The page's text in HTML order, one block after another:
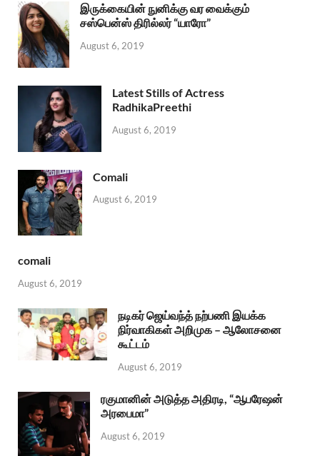
இருக்கையின் நுனிக்கு வர வைக்கும்
சஸ்பென்ஸ் திரில்லர் “யாரோ”
August 6, 2019
Latest Stills of Actress
RadhikaPreethi
August 6, 2019
Comali
August 6, 2019
comali
August 6, 2019
நடிகர் ஜெய்வந்த் நற்பணி இயக்க
நிர்வாகிகள் அறிமுக – ஆலோசனை
கூட்டம்
August 6, 2019
ரகுமானின் அடுத்த அதிரடி, “ஆபரேஷன்
அரபைமா”
August 6, 2019